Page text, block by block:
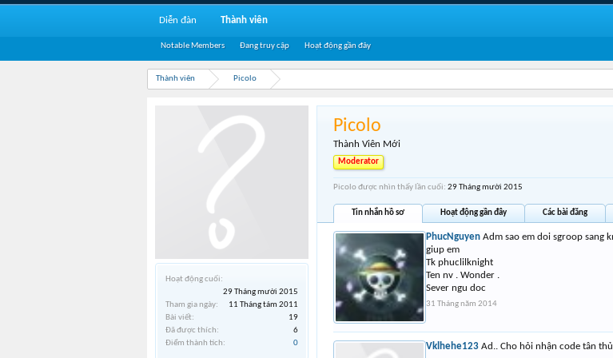
Thành viên Picolo
Hoạt động cuối:
29 Tháng mười 2015
Tham gia ngày:
11 Tháng tám 2011
Bài viết:
19
Đã được thích:
6
Điểm thành tích:
0
Picolo
Thành Viên Mới
Moderator
Picolo được nhìn thấy lần cuối: 29 Tháng mười 2015
Tin nhắn hồ sơ Hoạt động gần đây Các bài đăng
PhucNguyen Adm sao em doi sgroop sang
giup em
Tk phuclilknight
Ten nv . Wonder .
Sever ngu doc
31 Tháng năm 2014
Vklhehe123 Ad.. Cho hỏi nhận code tân
Diễn đàn Thành viên
Notable Members Đang truy cập Hoạt động gần đây